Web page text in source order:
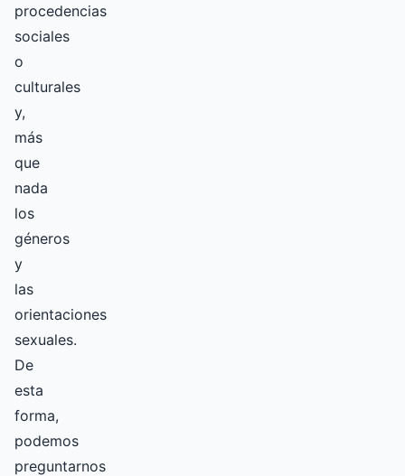
procedencias
sociales
o
culturales
y,
más
que
nada
los
géneros
y
las
orientaciones
sexuales.
De
esta
forma,
podemos
preguntarnos